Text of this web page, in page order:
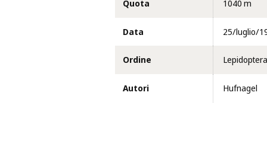
Quota 1040 m
Data 25/luglio/
Ordine Lepidoptera
Autori Hufnagel